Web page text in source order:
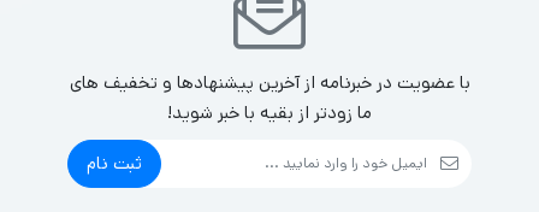
با عضویت در خبرنامه از آخرین پیشنهادها و تخفیف های
ما زودتر از بقیه با خبر شوید!
ثبت نام